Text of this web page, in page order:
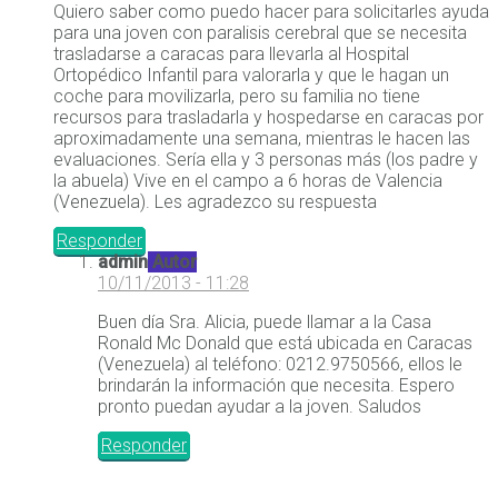
Quiero saber como puedo hacer para solicitarles ayuda
para una joven con paralisis cerebral que se necesita
trasladarse a caracas para llevarla al Hospital
Ortopédico Infantil para valorarla y que le hagan un
coche para movilizarla, pero su familia no tiene
recursos para trasladarla y hospedarse en caracas por
aproximadamente una semana, mientras le hacen las
evaluaciones. Sería ella y 3 personas más (los padre y
la abuela) Vive en el campo a 6 horas de Valencia
(Venezuela). Les agradezco su respuesta
Responder
admin Autor
10/11/2013 - 11:28
Buen día Sra. Alicia, puede llamar a la Casa
Ronald Mc Donald que está ubicada en Caracas
(Venezuela) al teléfono: 0212.9750566, ellos le
brindarán la información que necesita. Espero
pronto puedan ayudar a la joven. Saludos
Responder